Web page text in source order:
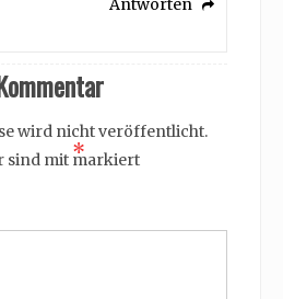
Antworten
wird nicht veröffentlicht.
sind mit *
markiert